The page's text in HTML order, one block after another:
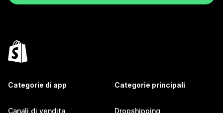
Categorie di app
Canali di vendita
Categorie principali
Dropshipping